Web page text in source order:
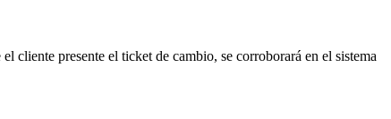
cliente presente el ticket de cambio, se corroborará en el sistema